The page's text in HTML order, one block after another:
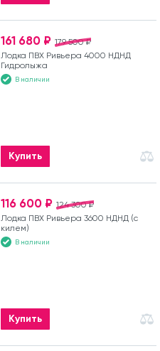
179 500 ₽
161 680 ₽
Лодка ПВХ Ривьера 4000 НДНД
Гидролыжа
В наличии
Купить
124 300 ₽
116 600 ₽
Лодка ПВХ Ривьера 3600 НДНД (с
килем)
В наличии
Купить